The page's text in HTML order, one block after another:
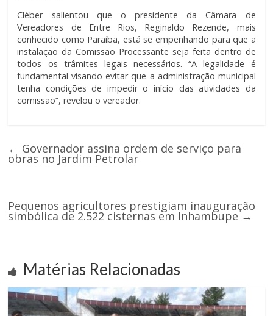
Cléber salientou que o presidente da Câmara de
Vereadores de Entre Rios, Reginaldo Rezende, mais
conhecido como Paraíba, está se empenhando para que a
instalação da Comissão Processante seja feita dentro de
todos os trâmites legais necessários. “A legalidade é
fundamental visando evitar que a administração municipal
tenha condições de impedir o início das atividades da
comissão”, revelou o vereador.
← Governador assina ordem de serviço para
obras no Jardim Petrolar
Pequenos agricultores prestigiam inauguração
simbólica de 2.522 cisternas em Inhambupe→
Matérias Relacionadas